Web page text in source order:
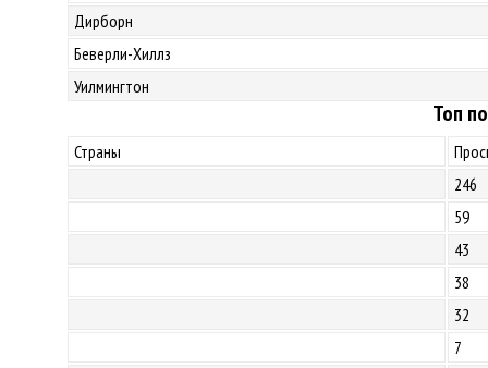
Дирборн
Беверли-Хиллз
Уилмингтон
Топ
Страны
246
59
43
38
32
7